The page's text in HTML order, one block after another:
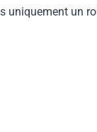
uniquement